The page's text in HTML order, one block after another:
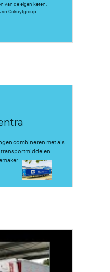
van de eigen keten.
Colruytgroup
combineren met als